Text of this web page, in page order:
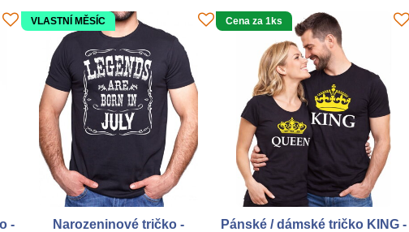
-
VLASTNÍ MĚSÍC
Narozeninové tričko -
Cena za 1ks
Pánské / dámské tričko KING -